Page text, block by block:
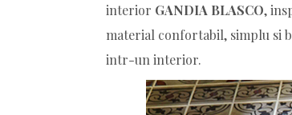
interior GANDIA BLASCO,
material confortabil, simplu si
intr-un interior.